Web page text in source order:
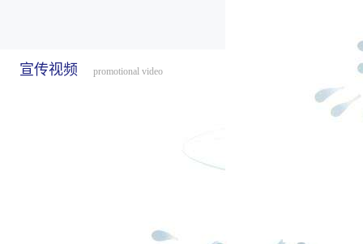
宣传视频 promotional video